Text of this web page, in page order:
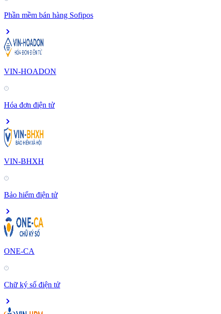
Phần mềm bán hàng Sofipos
VIN-HOADON
Hóa đơn điện tử
VIN-BHXH
Bảo hiểm điện tử
ONE-CA
Chữ ký số điện tử